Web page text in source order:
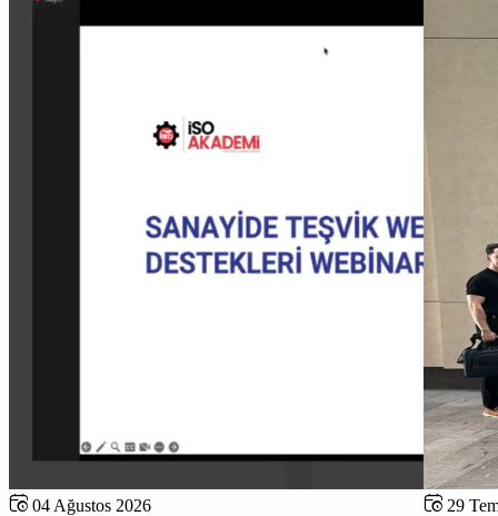
04 Ağustos 2026
29